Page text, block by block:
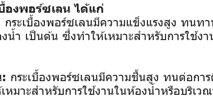
งพอร์ซเลน ได้แก่
กระเบื้องพอร์ซเลนมีความแข็งแรงสูง ทนท
น้ำ เป็นต้น ซึ่งทำให้เหมาะสำหรับการใช้
กระเบื้องพอร์ซเลนมีความชื้นสูง ทนต่อกา
มาะสำหรับการใช้งานในห้องน้ำหรือบริเว